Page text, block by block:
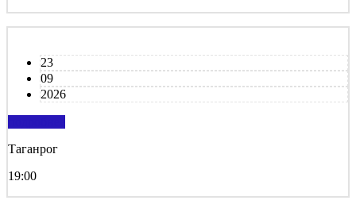
23
09
2026
Таганрог
19:00